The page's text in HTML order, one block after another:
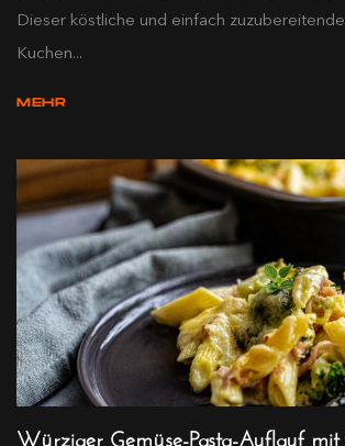
Dieser köstliche und einfach
Kuchen...
MEHR
Würziger Gemüse-Pasta-Auflauf mit